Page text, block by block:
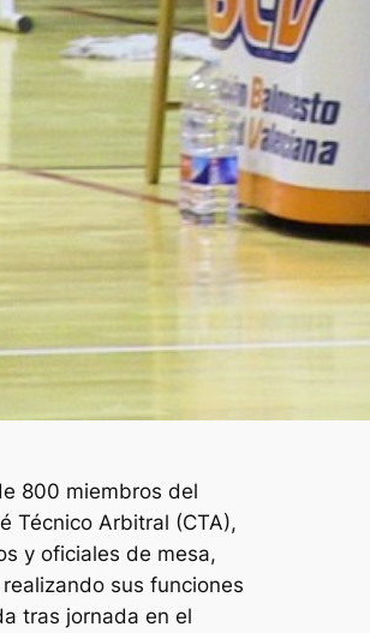
800 miembros del
Técnico Arbitral (CTA),
y oficiales de mesa,
sus funciones
tras jornada en el